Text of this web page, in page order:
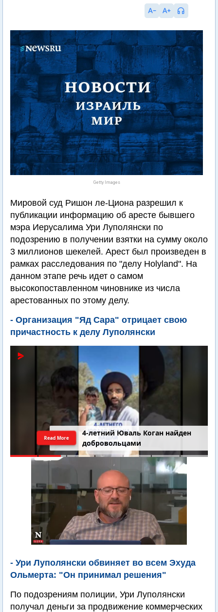
Getty Images
Мировой суд Ришон ле-Циона разрешил к
публикации информацию об аресте бывшего
мэра Иерусалима Ури Луполянски по
подозрению в получении взятки на сумму около
3 миллионов шекелей. Арест был произведен в
рамках расследования по "делу Holyland". На
данном этапе речь идет о самом
высокопоставленном чиновнике из числа
арестованных по этому делу.
- Организация "Яд Сара" отрицает свою
причастность к делу Луполянски
4-летний Юваль Коган найден
добровольцами
Read More
- Ури Луполянски обвиняет во всем Эхуда
Ольмерта: "Он принимал решения"
По подозрениям полиции, Ури Луполянски
получал деньги за продвижение коммерческих